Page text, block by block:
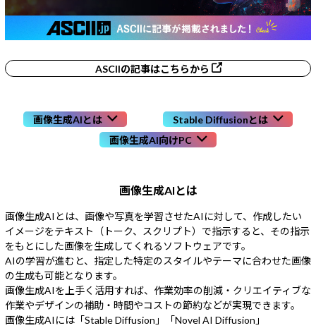
ワークステーション
ディスプレイ
iiyama スペック/パーツ別
AIおすすめパソコン
Windows 11|Copilot+ PC
ASCIIの記事はこちらから
画像生成AIとは
Stable Diffusionとは
画像生成AI向けPC
画像生成AIとは
画像生成AIとは、画像や写真を学習させたAIに対して、作成したい
イメージをテキスト（トーク、スクリプト）で指示すると、 その指示
をもとにした画像を生成してくれるソフトウェアです。
AIの学習が進むと、指定した特定のスタイルやテーマに合わせた画像
の生成も可能となります。
画像生成AIを上手く活用すれば、作業効率の削減・クリエイティブな
作業やデザインの補助・時間やコストの節約などが実現できます。
画像生成AIには「Stable Diffusion」「Novel AI Diffusion」